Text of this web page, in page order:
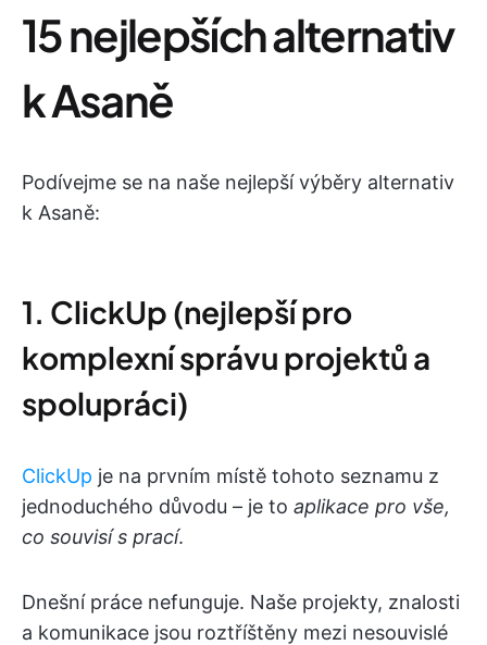
15 nejlepších alternativ
k Asaně
Podívejme se na naše nejlepší výběry alternativ
k Asaně:
1. ClickUp (nejlepší pro
komplexní správu projektů a
spolupráci)
ClickUp je na prvním místě tohoto seznamu z
jednoduchého důvodu – je to aplikace pro vše,
co souvisí s prací.
Dnešní práce nefunguje. Naše projekty, znalosti
a komunikace jsou roztříštěny mezi nesouvislé